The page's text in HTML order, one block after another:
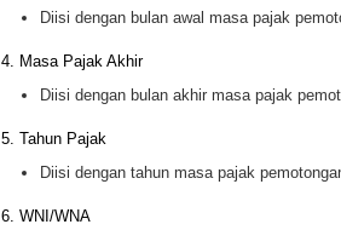
Diisi dengan bulan awal masa pajak
4. Masa Pajak Akhir
Diisi dengan bulan akhir masa pajak
5. Tahun Pajak
Diisi dengan tahun masa pajak
6. WNI/WNA